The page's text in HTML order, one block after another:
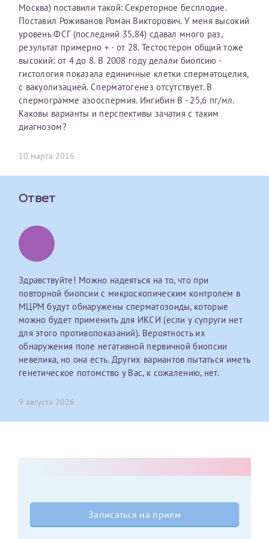
Москва) поставили такой: Секреторное бесплодие.
Поставил Роживанов Роман Викторович. У меня высокий
уровень ФСГ (последний 35,84) сдавал много раз,
результат примерно + - от 28. Тестостерон общий тоже
высокий: от 4 до 8. В 2008 году делали биопсию -
гистология показала единичные клетки сперматоцелия,
с вакуолизацией. Сперматогенез отсутствует. В
спермограмме азооспермия. Ингибин В - 25,6 пг/мл.
Каковы варианты и перспективы зачатия с таким
диагнозом?
10 марта 2016
Ответ
Здравствуйте! Можно надеяться на то, что при
повторной биопсии с микроскопическим контролем в
МЦРМ будут обнаружены сперматозоиды, которые
можно будет применить для ИКСИ (если у супруги нет
для этого противопоказаний). Вероятность их
обнаружения поле негативной первичной биопсии
невелика, но она есть. Других вариантов пытаться иметь
генетическое потомство у Вас, к сожалению, нет.
9 августа 2026
Записаться на прием
О каком враче расскажете?
Ваш отзыв
Прикрепить файлы
Принимаю условия
Оставить отзыв
Электронная почта*
Номер телефона*
Номер медицинской карты МЦРМ
Или введите его имя
Принимаю условия Соглашения на обработку
персональных данных
Записаться на прием
Наши специалисты готовы помочь вам, предоставив
общую информацию и рекомендации на основе
ваших вопросов. Задайте ваш вопрос,
и мы постараемся ответить на него как можно
скорее.
Я подтверждаю, что ознакомился с уведомлением,
приведённым выше.
первом заявлении. После отправки готового документа
изменения и переоформление справки на другого
налогоплательщика не выполняются. Пожалуйста,
внимательно проверяйте все данные перед отправкой
заявки.
После отправки заявки вы получите письмо на указанную
электронную почту с подтверждением « Заявка на справку
принята». Если письмо не поступит, пожалуйста, свяжитесь
с МЦРМ для уточнения информации.
Заявление
следующим пациентам:
Отчество*
Дата рождения*